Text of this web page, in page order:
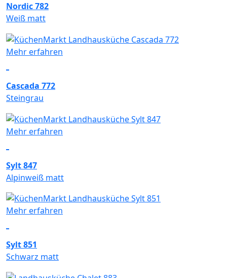
Nordic 782
Weiß matt
Mehr erfahren
Cascada 772
Steingrau
Mehr erfahren
Sylt 847
Alpinweiß matt
Mehr erfahren
Sylt 851
Schwarz matt